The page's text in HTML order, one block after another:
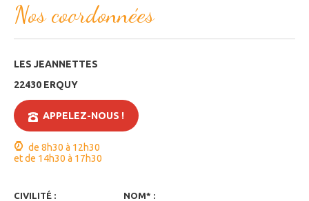
Nos coordonnées
LES JEANNETTES
22430 ERQUY
APPELEZ-NOUS !
de 8h30 à 12h30
et de 14h30 à 17h30
CIVILITÉ : NOM* :